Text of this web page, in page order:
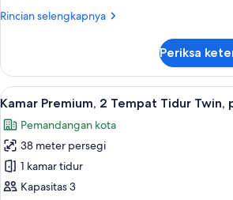
pemandangan
Floor)
Rincian selengkapnya
Rincian
Kamar
Premium,
2
Tidur
Twin,
pemandangan
pelabuhan
(High
Periksa
Lihat
semua
foto
untuk
Kamar
Premium,
Minibar,
4
Kamar Premium, 2 Tempat Tidur Twin,
Pemandangan kota
38 meter persegi
1 kamar tidur
Kapasitas 3